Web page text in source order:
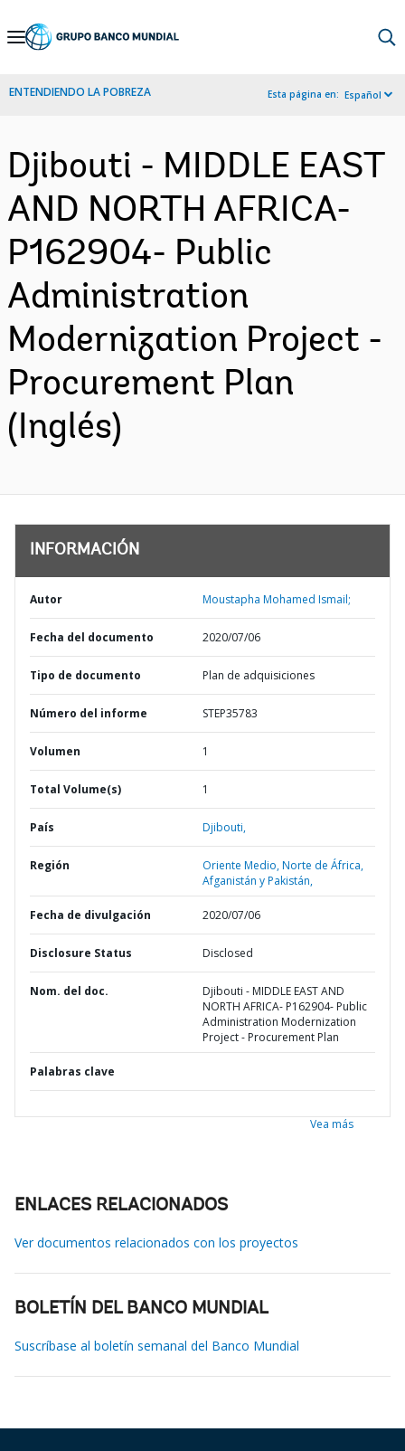
Skip
Navigation
ENTENDIENDO LA POBREZA Esta página en: Español
Djibouti - MIDDLE EAST
AND NORTH AFRICA-
P162904- Public
Administration
Modernization Project -
Procurement Plan
(Inglés)
INFORMACIÓN
Autor Moustapha Mohamed Ismail;
Fecha del documento 2020/07/06
Tipo de documento Plan de adquisiciones
Número del informe STEP35783
Volumen 1
Total Volume(s) 1
País Djibouti,
Región
Oriente Medio, Norte de África,
Afganistán y Pakistán,
Fecha de divulgación 2020/07/06
Disclosure Status Disclosed
Nom. del doc.
Djibouti - MIDDLE EAST AND
NORTH AFRICA- P162904- Public
Administration Modernization
Project - Procurement Plan
Palabras clave
Vea más
ENLACES RELACIONADOS
Ver documentos relacionados con los proyectos
BOLETÍN DEL BANCO MUNDIAL
Suscríbase al boletín semanal del Banco Mundial